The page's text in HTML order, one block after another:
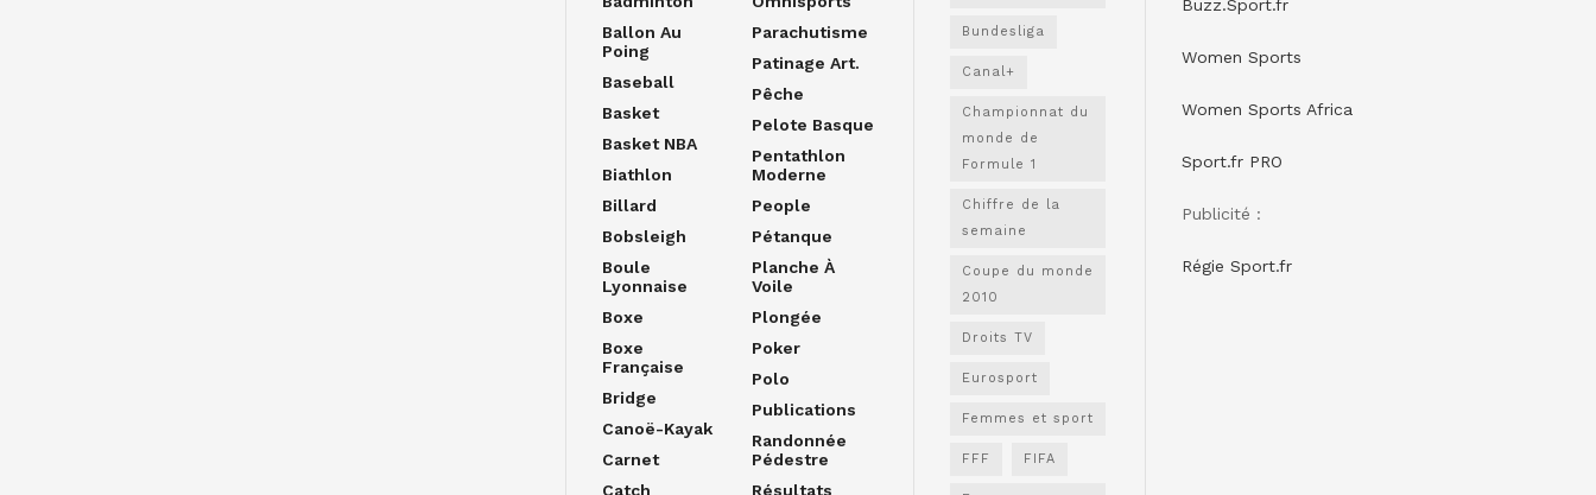
Ballon Au
Poing
Baseball
Basket
Basket NBA
Biathlon
Billard
Bobsleigh
Boule
Lyonnaise
Boxe
Boxe
Française
Bridge
Canoë-Kayak
Carnet
Catch
Parachutisme
Patinage Art.
Pêche
Pelote Basque
Pentathlon
Moderne
People
Pétanque
Planche À
Voile
Plongée
Poker
Polo
Publications
Randonnée
Pédestre
Résultats
Bundesliga
Canal+
Championnat du
monde de
Formule 1
Chiffre de la
semaine
Coupe du monde
2010
Droits TV
Eurosport
Femmes et sport
FFF FIFA
Buzz.Sport.fr
Women Sports
Women Sports Africa
Sport.fr PRO
Publicité :
Régie Sport.fr